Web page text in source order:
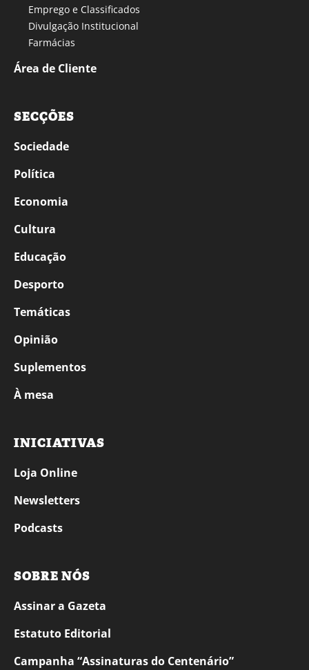
Emprego e Classificados
Divulgação Institucional
Farmácias
Área de Cliente
SECÇÕES
Sociedade
Política
Economia
Cultura
Educação
Desporto
Temáticas
Opinião
Suplementos
À mesa
INICIATIVAS
Loja Online
Newsletters
Podcasts
SOBRE NÓS
Assinar a Gazeta
Estatuto Editorial
Campanha “Assinaturas do Centenário”